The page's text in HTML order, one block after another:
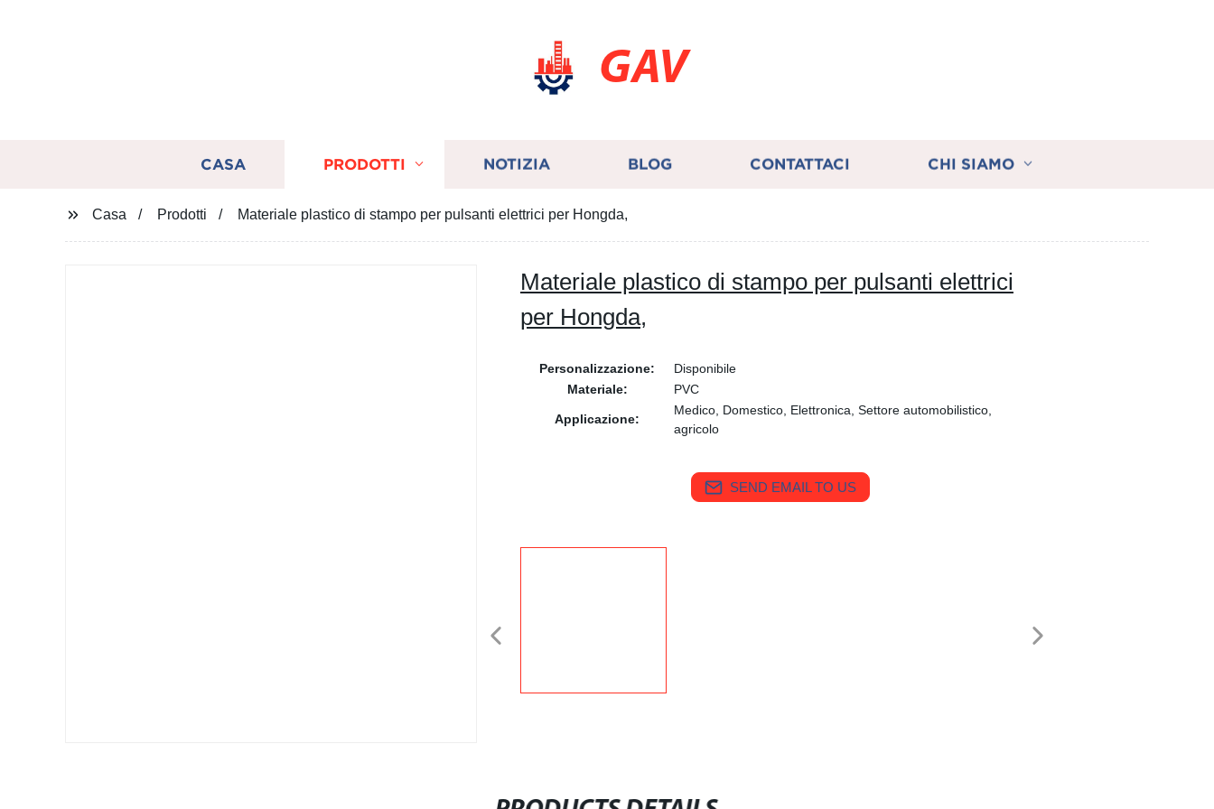
GAV
CASA PRODOTTI NOTIZIA BLOG CONTATTACI CHI SIAMO
Casa Prodotti Materiale plastico di stampo per pulsanti elettrici per Hongda,
Materiale plastico di stampo per pulsanti elettrici
per Hongda,
Personalizzazione:
Disponibile
Materiale:
PVC
Applicazione:
Medico, Domestico, Elettronica, Settore automobilistico,
agricolo
SEND EMAIL TO US